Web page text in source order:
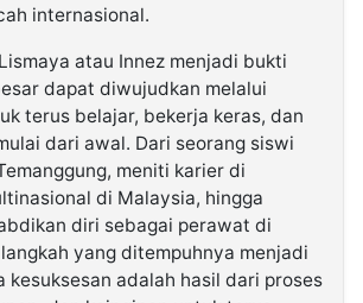
internasional.
atau Innez menjadi bukti
dapat diwujudkan melalui
terus belajar, bekerja keras, dan
dari awal. Dari seorang siswi
meniti karier di
di Malaysia, hingga
diri sebagai perawat di
yang ditempuhnya menjadi
kesuksesan adalah hasil dari proses